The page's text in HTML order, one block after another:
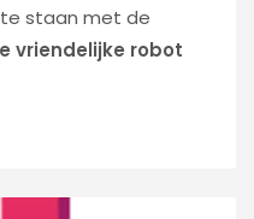
staan met de
vriendelijke robot